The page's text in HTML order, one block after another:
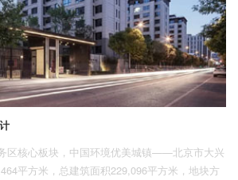
区核心板块，中国环境优美城镇——北京市大兴
平方米，总建筑面积229,096平方米，地块方